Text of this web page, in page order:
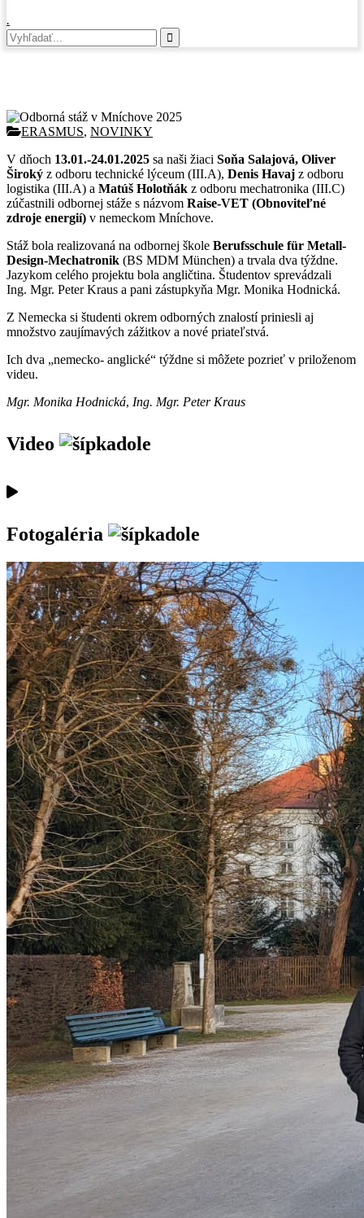
.
ERASMUS, NOVINKY
V dňoch 13.01.-24.01.2025 sa naši žiaci Soňa Salajová, Oliver
Široký z odboru technické lýceum (III.A), Denis Havaj z odboru
logistika (III.A) a Matúš Holotňák z odboru mechatronika (III.C)
zúčastnili odbornej stáže s názvom Raise-VET (Obnoviteľné
zdroje energií) v nemeckom Mníchove.
Stáž bola realizovaná na odbornej škole Berufsschule für Metall-
Design-Mechatronik (BS MDM München) a trvala dva týždne.
Jazykom celého projektu bola angličtina. Študentov sprevádzali
Ing. Mgr. Peter Kraus a pani zástupkyňa Mgr. Monika Hodnická.
Z Nemecka si študenti okrem odborných znalostí priniesli aj
množstvo zaujímavých zážitkov a nové priateľstvá.
Ich dva „nemecko- anglické“ týždne si môžete pozrieť v priloženom
videu.
Mgr. Monika Hodnická, Ing. Mgr. Peter Kraus
Video
Fotogaléria